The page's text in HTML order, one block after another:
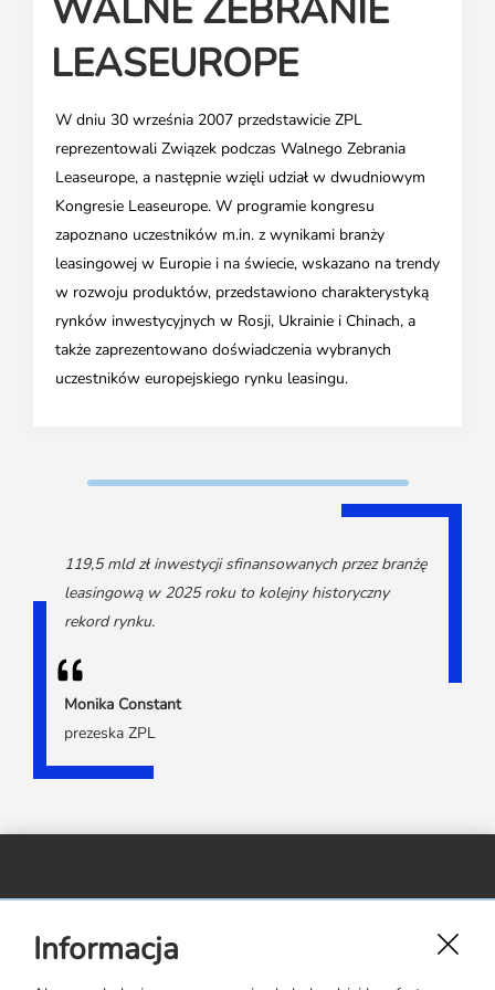
Partnerzy ZPL
Materiały do pobrania
Kontakt dla mediów
Klauzule informacyjne
Informacja
WALNE ZEBRANIE
LEASEUROPE
W dniu 30 września 2007 przedstawicie ZPL
reprezentowali Związek podczas Walnego Zebrania
Leaseurope, a następnie wzięli udział w dwudniowym
Kongresie Leaseurope. W programie kongresu
zapoznano uczestników m.in. z wynikami branży
leasingowej w Europie i na świecie, wskazano na trendy
w rozwoju produktów, przedstawiono charakterystyką
rynków inwestycyjnych w Rosji, Ukrainie i Chinach, a
także zaprezentowano doświadczenia wybranych
uczestników europejskiego rynku leasingu.
119,5 mld zł inwestycji sfinansowanych przez branżę
leasingową w 2025 roku to kolejny historyczny
rekord rynku.
Monika Constant
prezeska ZPL
ul. Rejtana 17 lok. 22,